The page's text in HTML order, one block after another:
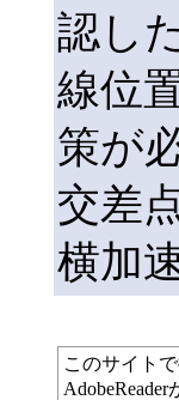
認し
線位
策が
交差
横加
このサイト